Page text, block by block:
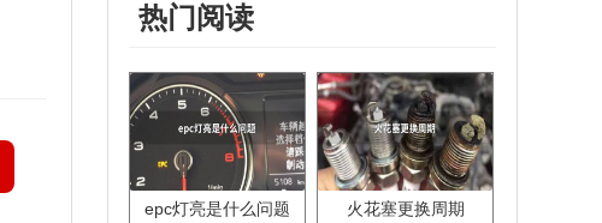
热门阅读
epc灯亮是什么问题 火花塞更换周期